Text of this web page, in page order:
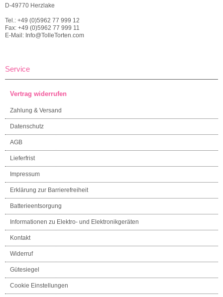
D-49770 Herzlake
Tel.: +49 (0)5962 77 999 12
Fax: +49 (0)5962 77 999 11
E-Mail: Info@TolleTorten.com
Service
Vertrag widerrufen
Zahlung & Versand
Datenschutz
AGB
Lieferfrist
Impressum
Erklärung zur Barrierefreiheit
Batterieentsorgung
Informationen zu Elektro- und Elektronikgeräten
Kontakt
Widerruf
Gütesiegel
Cookie Einstellungen